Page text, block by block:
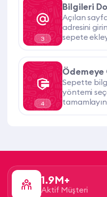
3
Bilgileri
Açılan
adresini
sepete
4
Ödemeye
Sepette
yöntemi
1.9M+
Aktif Müşteri